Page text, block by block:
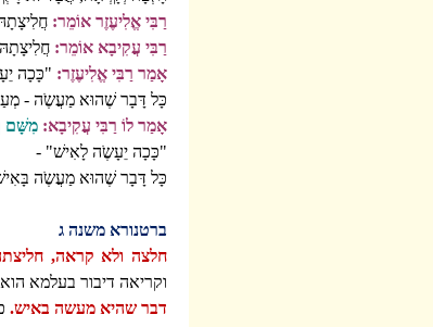
רַבִּי אֱלִיעֶזֶר אוֹמֵר:
רַבִּי עֲקִיבָא אוֹמֵר:
אָמַר רַבִּי אֱלִיעֶזֶר: "כָּכָה
כָּל דָּבָר שֶׁהוּא מַעֲשֶֹה -
אָמַר לוֹ רַבִּי עֲקִיבָא: מִשָּׁם
"כָּכָה יֵעָשֶֹה לָאִישׁ" -
כָּל דָּבָר שֶׁהוּא מַעֲשֶֹה
ברטנורא משנה ג
חלצה ולא קראה,
וקריאה דיבור בעלמא
דבר שהיא מעשה באיש.